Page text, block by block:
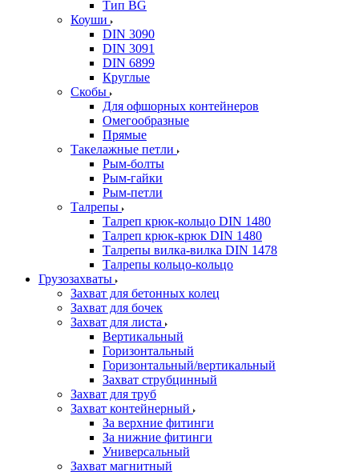
Тип BG
Коуши
DIN 3090
DIN 3091
DIN 6899
Круглые
Скобы
Для офшорных контейнеров
Омегообразные
Прямые
Такелажные петли
Рым-болты
Рым-гайки
Рым-петли
Талрепы
Талреп крюк-кольцо DIN 1480
Талреп крюк-крюк DIN 1480
Талрепы вилка-вилка DIN 1478
Талрепы кольцо-кольцо
Грузозахваты
Захват для бетонных колец
Захват для бочек
Захват для листа
Вертикальный
Горизонтальный
Горизонтальный/вертикальный
Захват струбцинный
Захват для труб
Захват контейнерный
За верхние фитинги
За нижние фитинги
Универсальный
Захват магнитный